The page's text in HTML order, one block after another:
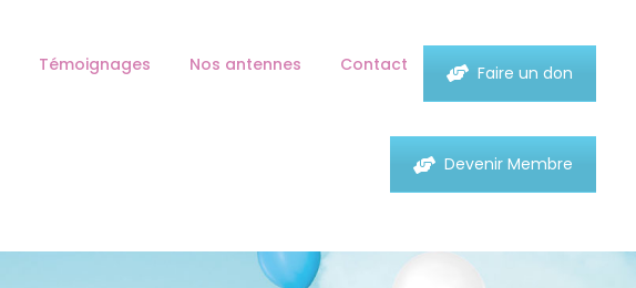
Témoignages Nos antennes Contact Faire un don
Devenir Membre